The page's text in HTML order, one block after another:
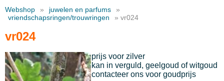
catalogus
kleding
decoratie
juwelen en parfums
Contact
Webshop » juwelen en parfums
»
vriendschapsringen/trouwringen
» vr024
vr024
prijs voor zilver
kan in verguld, geelgoud of witgoud
contacteer ons voor goudprijs